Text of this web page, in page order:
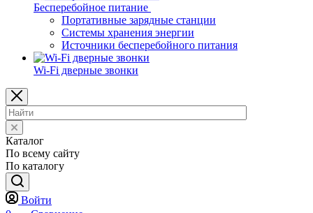
Бесперебойное питание
Портативные зарядные станции
Системы хранения энергии
Источники бесперебойного питания
Wi-Fi дверные звонки
Каталог
По всему сайту
По каталогу
Войти